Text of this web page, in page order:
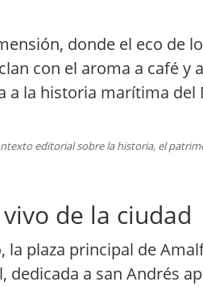
donde el eco de
con el aroma a café y
la historia marítima
editorial sobre la historia, el
de la ciudad
plaza principal de
a san Andrés